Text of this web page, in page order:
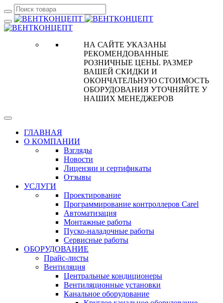
НА САЙТЕ УКАЗАНЫ
РЕКОМЕНДОВАННЫЕ
РОЗНИЧНЫЕ ЦЕНЫ. РАЗМЕР
ВАШЕЙ СКИДКИ И
ОКОНЧАТЕЛЬНУЮ СТОИМОСТЬ
ОБОРУДОВАНИЯ УТОЧНЯЙТЕ У
НАШИХ МЕНЕДЖЕРОВ
ГЛАВНАЯ
О КОМПАНИИ
Взгляды
Новости
Лицензии и сертификаты
Отзывы
УСЛУГИ
Проектирование
Программирование контроллеров Carel
Автоматизация
Монтажные работы
Пуско-наладочные работы
Сервисные работы
ОБОРУДОВАНИЕ
Прайс-листы
Вентиляция
Центральные кондиционеры
Вентиляционные установки
Канальное оборудование